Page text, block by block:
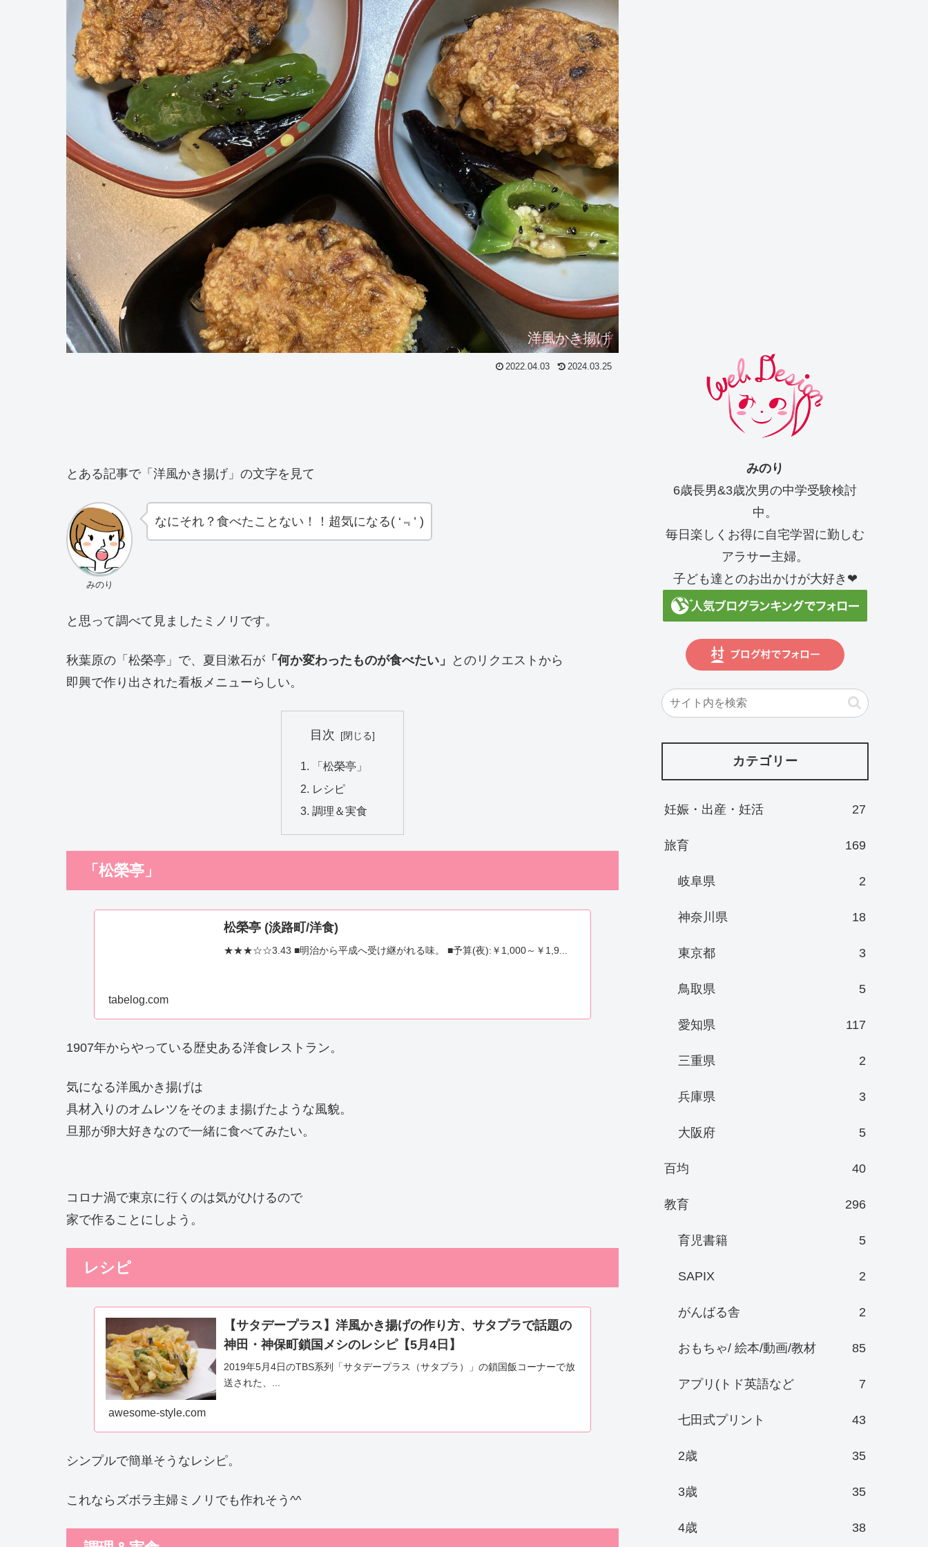
洋風かき揚げ
2022.04.03 2024.03.25
とある記事で「洋風かき揚げ」の文字を見て
みのり
なにそれ？食べたことない！！超気になる( ‘﹃’ )
と思って調べて見ましたミノリです。
秋葉原の「松榮亭」で、夏目漱石が 「何か変わったものが食べたい」
とのリクエストから
即興で作り出された看板メニューらしい。
目次
「松榮亭」
レシピ
調理＆実食
「松榮亭」
松榮亭 (淡路町/洋食)
★★★☆☆3.43 ■明治から平成へ受け継がれる味。 ■予算(夜):￥1,000～￥1,9...
tabelog.com
1907年からやっている歴史ある洋食レストラン。
気になる洋風かき揚げは
具材入りのオムレツをそのまま揚げたような風貌。
旦那が卵大好きなので一緒に食べてみたい。
コロナ渦で東京に行くのは気がひけるので
家で作ることにしよう。
レシピ
【サタデープラス】洋風かき揚げの作り方、サタプラで話題の
神田・神保町鎖国メシのレシピ【5月4日】
2019年5月4日のTBS系列「サタデープラス（サタプラ）」の鎖国飯コーナーで放
送された、...
awesome-style.com
シンプルで簡単そうなレシピ。
これならズボラ主婦ミノリでも作れそう^^
みのり
6歳長男&3歳次男の中学受験検討
中。
毎日楽しくお得に自宅学習に勤しむ
アラサー主婦。
子ども達とのお出かけが大好き❤︎
カテゴリー
妊娠・出産・妊活 27
旅育 169
岐阜県 2
神奈川県 18
東京都 3
鳥取県 5
愛知県 117
三重県 2
兵庫県 3
大阪府 5
百均 40
教育 296
育児書籍 5
SAPIX 2
がんばる舎 2
おもちゃ/ 絵本/動画/教材 85
アプリ(トド英語など 7
七田式プリント 43
2歳 35
3歳 35
4歳 38